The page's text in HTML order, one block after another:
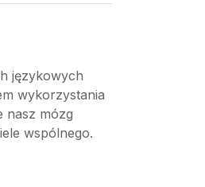
językowych
wykorzystania
nasz mózg
wspólnego.